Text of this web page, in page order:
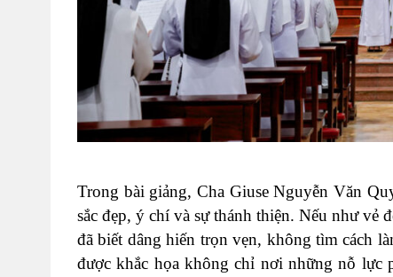
Trong bài giảng, Cha Giuse Nguyễn Văn
sắc đẹp, ý chí và sự thánh thiện. Nếu như vẻ
đã biết dâng hiến trọn vẹn, không tìm cách
được khắc họa không chỉ nơi những nỗ lực